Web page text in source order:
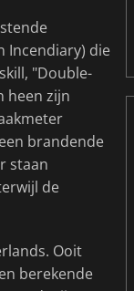
Incendiary) die
"Double-
heen zijn
brandende
staan
de
Ooit
berekende